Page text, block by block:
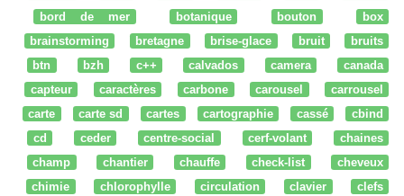
bord de mer
botanique bouton
box
brainstorming
bretagne brise-glace bruit
bruits
btn
bzh c++ calvados camera
canada
capteur
caractères carbone carousel
carrousel
carte
carte sd cartes cartographie cassé
cbind
cd
ceder centre-social cerf-volant
chaines
champ
chantier chauffe check-list
cheveux
chimie
chlorophylle circulation clavier
clefs